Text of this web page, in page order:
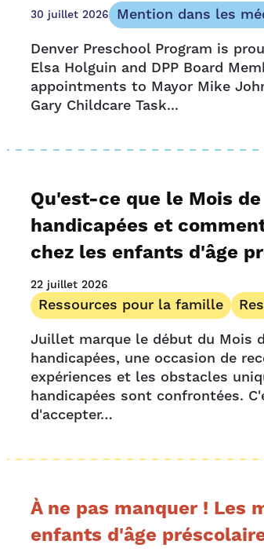
30 juillet 2026 Mention dans les
Denver Preschool Program is
Elsa Holguin and DPP Board
appointments to Mayor Mike
Gary Childcare Task...
Qu'est-ce que le Mois
handicapées et
chez les enfants d'âge
22 juillet 2026
Ressources pour la famille
Juillet marque le début du Mois
handicapées, une occasion de
expériences et les obstacles
handicapées sont confrontées.
d'accepter…
À ne pas manquer ! Les
enfants d'âge